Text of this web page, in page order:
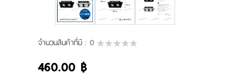
ขอใบเสนอราคา
ขั้นตอนการสั่งซื้อ
แจ้งชำระเงิน
จำนวนสินค้าที่มี : 0
460.00 ฿